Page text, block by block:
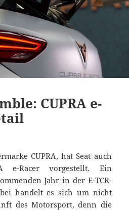
CUPRA e-
CUPRA, hat Seat auch
e-Racer vorgestellt. Ein
Jahr in der E-TCR-
handelt es sich um nicht
des Motorsport, denn die